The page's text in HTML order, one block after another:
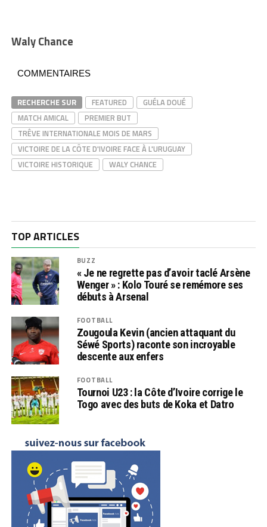
Waly Chance
COMMENTAIRES
RECHERCHE SUR FEATURED
GUÉLA DOUÉ
MATCH AMICAL
PREMIER BUT
TRÊVE INTERNATIONALE MOIS DE MARS
VICTOIRE DE LA CÔTE D'IVOIRE FACE À L'URUGUAY
VICTOIRE HISTORIQUE
WALY CHANCE
TOP ARTICLES
BUZZ
« Je ne regrette pas d’avoir taclé Arsène
Wenger » : Kolo Touré se remémore ses
débuts à Arsenal
FOOTBALL
Zougoula Kevin (ancien attaquant du
Séwé Sports) raconte son incroyable
descente aux enfers
FOOTBALL
Tournoi U23 : la Côte d’Ivoire corrige le
Togo avec des buts de Koka et Datro